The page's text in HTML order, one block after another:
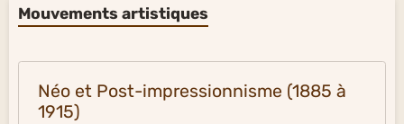
Mouvements artistiques
Néo et Post-impressionnisme (1885 à
1915)